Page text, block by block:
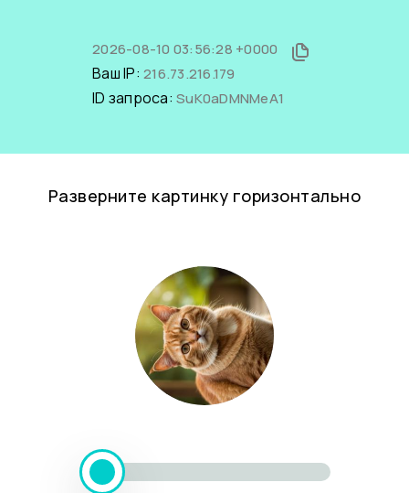
2026-08-10 03:56:28 +0000
Ваш IP: 216.73.216.179
ID запроса: SuK0aDMNMeA1
Разверните картинку горизонтально